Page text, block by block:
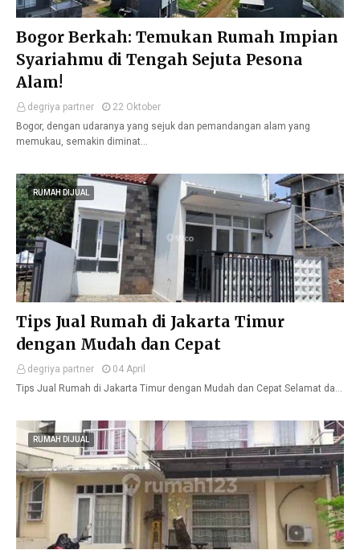
Bogor Berkah: Temukan Rumah Impian
Syariahmu di Tengah Sejuta Pesona
Alam!
degriya partner
22 Oktober
Bogor, dengan udaranya yang sejuk dan pemandangan alam yang
memukau, semakin diminat…
RUMAH DIJUAL
Tips Jual Rumah di Jakarta Timur
dengan Mudah dan Cepat
degriya partner
04 April
Tips Jual Rumah di Jakarta Timur dengan Mudah dan Cepat Selamat da…
RUMAH DIJUAL